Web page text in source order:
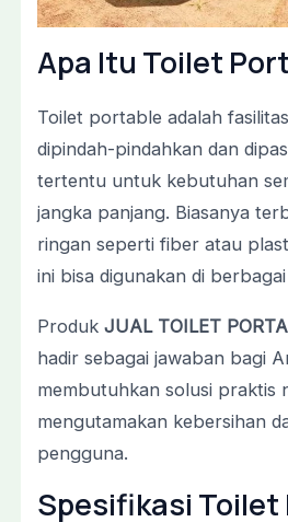
Apa Itu Toilet
Toilet portable adalah fasilitas
dipindah-pindahkan dan
tertentu untuk kebutuhan
jangka panjang. Biasanya
ringan seperti fiber atau
ini bisa digunakan di berbagai
Produk JUAL TOILET
hadir sebagai jawaban bagi
membutuhkan solusi praktis
mengutamakan kebersihan
pengguna.
Spesifikasi Toilet